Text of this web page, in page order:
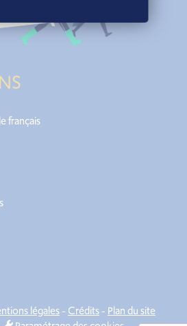
français
légales- Crédits- Plan du site